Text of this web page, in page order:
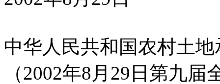
中华人民共和国农村土地
（2002年8月29日第九